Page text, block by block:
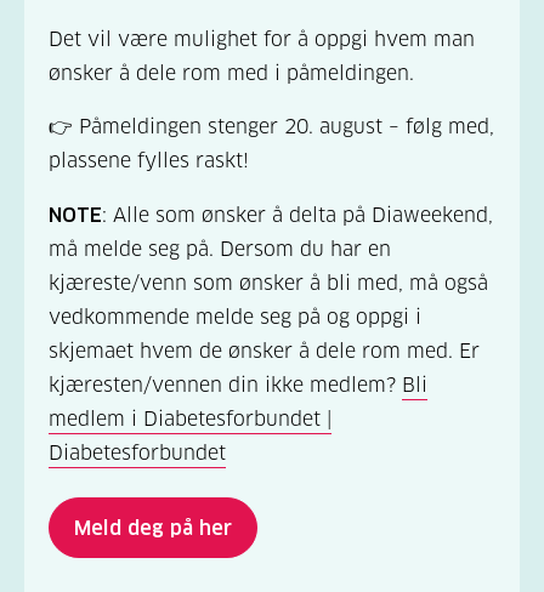
Det vil være mulighet for å oppgi hvem man
ønsker å dele rom med i påmeldingen.
👉 Påmeldingen stenger 20. august – følg med,
plassene fylles raskt!
NOTE: Alle som ønsker å delta på Diaweekend,
må melde seg på. Dersom du har en
kjæreste/venn som ønsker å bli med, må også
vedkommende melde seg på og oppgi i
skjemaet hvem de ønsker å dele rom med. Er
kjæresten/vennen din ikke medlem? Bli
medlem i Diabetesforbundet |
Diabetesforbundet
Meld deg på her